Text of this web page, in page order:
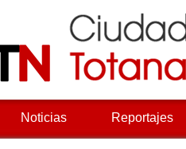
Noticias Reportajes